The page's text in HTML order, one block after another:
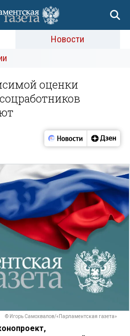
Новости
оценки
© Игорь Самохвалов/«Парламентская газета»